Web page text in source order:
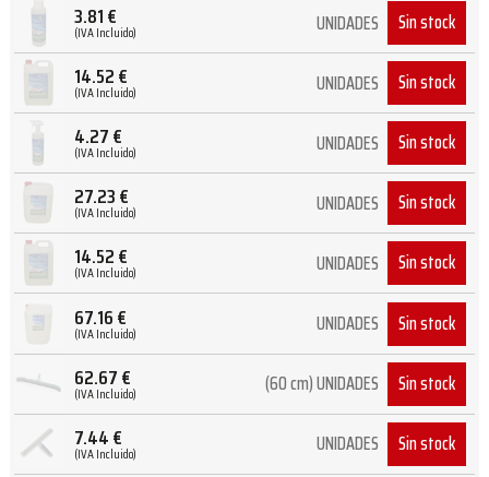
3.81€
(IVA Incluido) UNIDADES Sin stock
14.52€
(IVA Incluido) UNIDADES Sin stock
4.27€
(IVA Incluido) UNIDADES Sin stock
27.23€
(IVA Incluido) UNIDADES Sin stock
14.52€
(IVA Incluido) UNIDADES Sin stock
67.16€
(IVA Incluido) UNIDADES Sin stock
62.67€
(IVA Incluido) (60 cm) UNIDADES Sin stock
7.44€
(IVA Incluido) UNIDADES Sin stock